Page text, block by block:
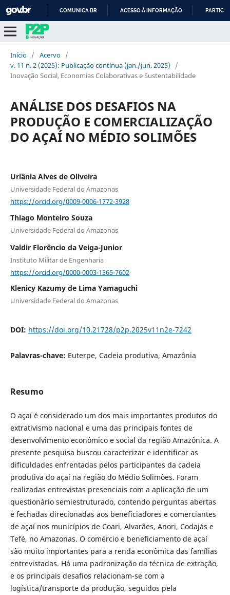
COMUNICA BR ACESSO À INFORMAÇÃO
Início / Acervo /
v. 11 n. 2 (2025): Publicação contínua (jan./jun. 2025)
/
Inovação Social, Economias Colaborativas e Sustentabilidade
ANÁLISE DOS DESAFIOS NA
PRODUÇÃO E COMERCIALIZAÇÃO
DO AÇAÍ NO MÉDIO SOLIMÕES
Urlânia Alves de Oliveira
Universidade Federal do Amazonas
https://orcid.org/0009-0006-1772-3928
Thiago Monteiro Souza
Universidade Federal do Amazonas
Valdir Florêncio da Veiga-Junior
Instituto Militar de Engenharia
https://orcid.org/0000-0003-1365-7602
Klenicy Kazumy de Lima Yamaguchi
Universidade Federal do Amazonas
DOI: https://doi.org/10.21728/p2p.2025v11n2e-7242
Palavras-chave: Euterpe, Cadeia produtiva, Amazônia
Resumo
O açaí é considerado um dos mais importantes produtos do
extrativismo nacional e uma das principais fontes de
desenvolvimento econômico e social da região Amazônica. A
presente pesquisa buscou caracterizar e identificar as
dificuldades enfrentadas pelos participantes da cadeia
produtiva do açaí na região do Médio Solimões. Foram
realizadas entrevistas presenciais com a aplicação de um
questionário semiestruturado, contendo perguntas abertas
e fechadas direcionadas aos beneficiadores e comerciantes
de açaí nos municípios de Coari, Alvarães, Anori, Codajás e
Tefé, no Amazonas. O comércio e beneficiamento de açaí
são muito importantes para a renda econômica das famílias
entrevistadas. Há uma padronização da técnica de extração,
e os principais desafios relacionam-se com a
logística/transporte da produção, seguidos pela